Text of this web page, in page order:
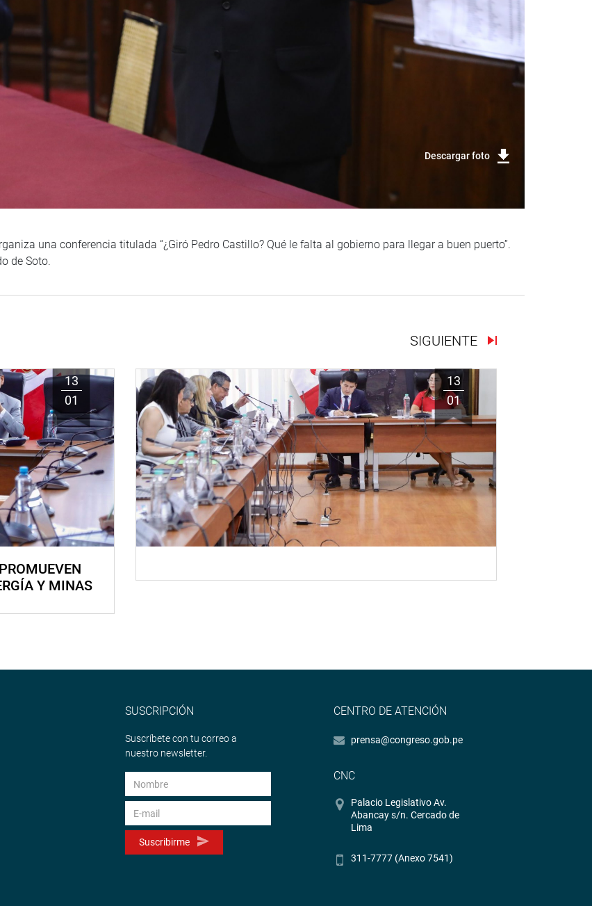
Descargar foto
una conferencia titulada “¿Giró Pedro Castillo? Qué le falta al gobierno para llegar a buen puerto”.
de Soto.
SIGUIENTE
13
01
Y MINAS
13
01
SUSCRIPCIÓN
Suscríbete con tu correo a
nuestro newsletter.
Suscribirme
CENTRO DE ATENCIÓN
prensa@congreso.gob.pe
CNC
Palacio Legislativo Av.
Abancay s/n. Cercado de
Lima
311-7777 (Anexo 7541)